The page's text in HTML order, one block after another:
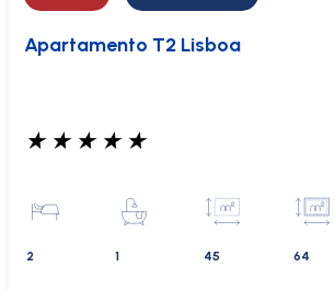
Apartamento T2 Lisboa
★ ★ ★ ★ ★
2 1 45 64